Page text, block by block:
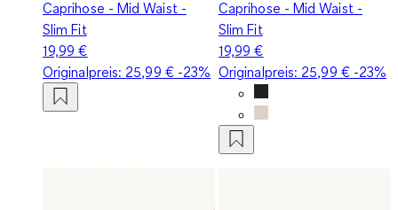
Caprihose - Mid Waist -
Slim Fit
19,99 €
Originalpreis: 25,99 €-23%
Caprihose - Mid Waist -
Slim Fit
19,99 €
Originalpreis: 25,99 €-23%